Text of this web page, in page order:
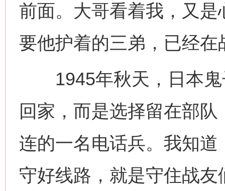
前面。大哥看着我，又
要他护着的三弟，已经
1945年秋天，日本鬼
回家，而是选择留在部
连的一名电话兵。我知道
守好线路，就是守住战友